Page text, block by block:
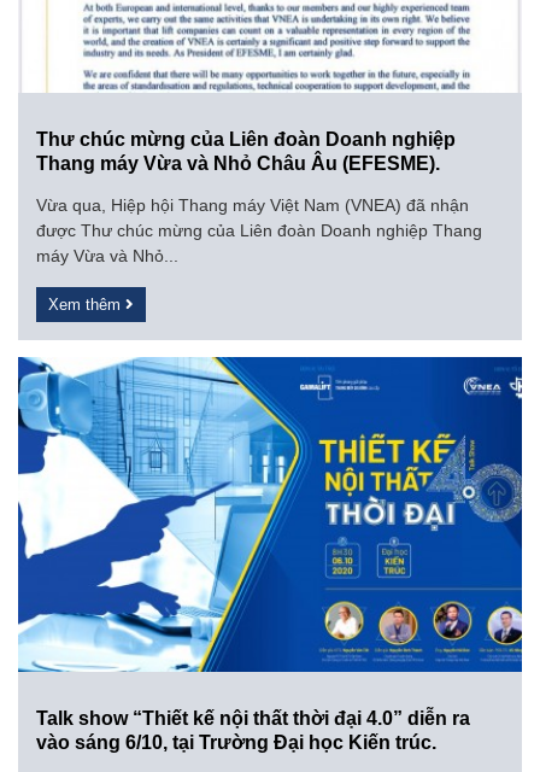
Thư chúc mừng của Liên đoàn Doanh nghiệp
Thang máy Vừa và Nhỏ Châu Âu (EFESME).
Vừa qua, Hiệp hội Thang máy Việt Nam (VNEA) đã nhận
được Thư chúc mừng của Liên đoàn Doanh nghiệp Thang
máy Vừa và Nhỏ...
Xem thêm
Talk show “Thiết kế nội thất thời đại 4.0” diễn ra
vào sáng 6/10, tại Trường Đại học Kiến trúc.